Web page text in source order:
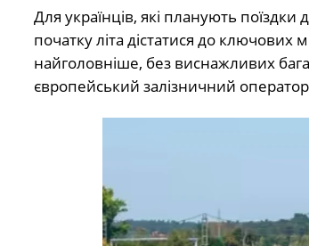
Для українців, які планують
початку літа дістатися до
найголовніше, без виснажливих
європейський залізничний